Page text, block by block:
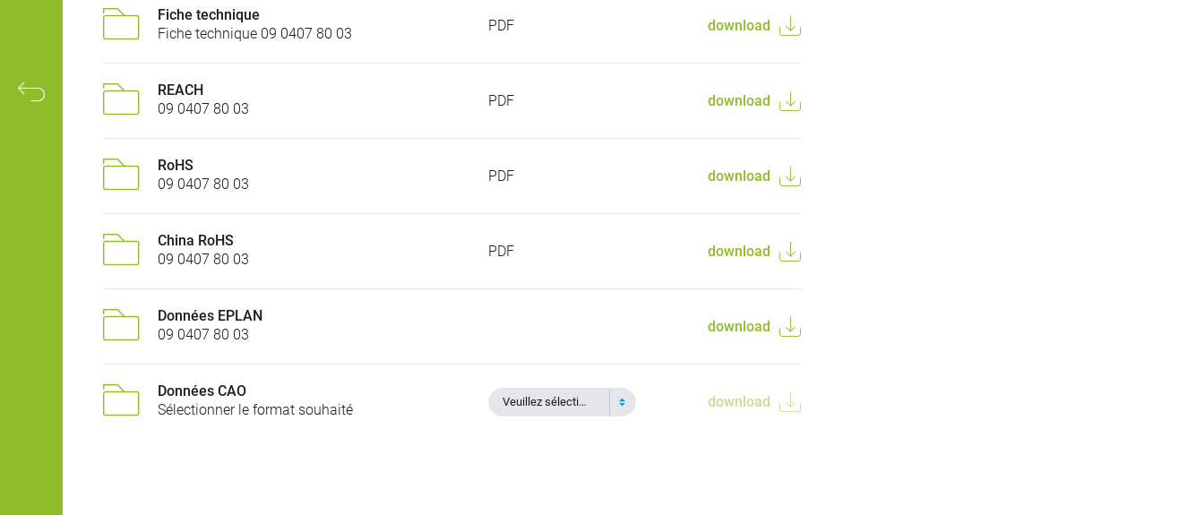
Fiche technique
Fiche technique 09 0407 80 03
PDF download
REACH
09 0407 80 03
PDF download
RoHS
09 0407 80 03
PDF download
China RoHS
09 0407 80 03
PDF download
Données EPLAN
09 0407 80 03
download
Données CAO
Sélectionner le format souhaité
Veuillez sélectionner download